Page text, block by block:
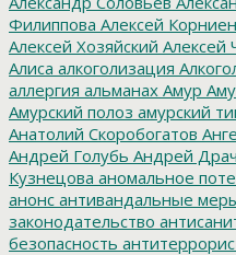
Филиппова Алексей
Алексей Хозяйский Алексей
Алиса алкоголизация
аллергия альманах Амур
Амурский полоз амурский
Анатолий Скоробогатов
Андрей Голубь Андрей
Кузнецова аномальное
анонс антивандальные
законодательство
безопасность